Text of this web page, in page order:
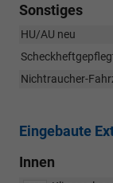
Sonstiges
HU/AU neu
Nichtraucher-
Eingebaute
Innen